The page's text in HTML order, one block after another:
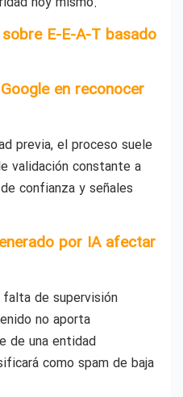
E-E-A-T basado
en reconocer
previa, el proceso suele
validación constante a
confianza y señales
por IA afectar
de supervisión
no aporta
de una entidad
como spam de baja